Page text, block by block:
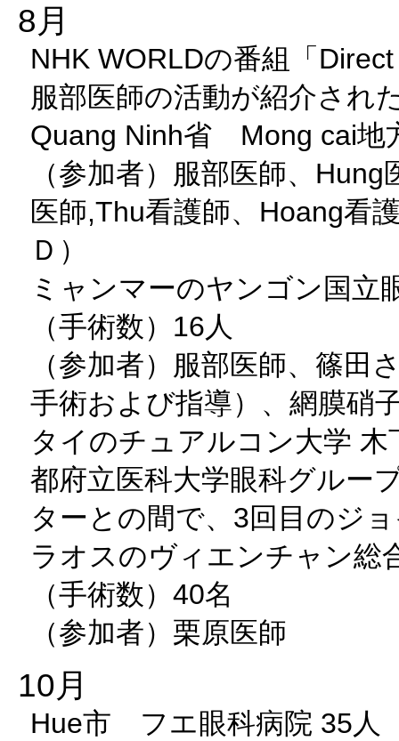
8月
NHK WORLDの番組「
服部医師の活動が紹介され
Quang Ninh省 Mong cai地
（参加者）服部医師、
医師,Thu看護師、Hoang看
Ｄ）
ミャンマーのヤンゴン国立
（手術数）16人
（参加者）服部医師、篠
手術および指導）、網膜硝
タイのチュアルコン大学
都府立医科大学眼科グルー
ターとの間で、3回目のジ
ラオスのヴィエンチャン総
（手術数）40名
（参加者）栗原医師
10月
Hue市 フエ眼科病院 35人